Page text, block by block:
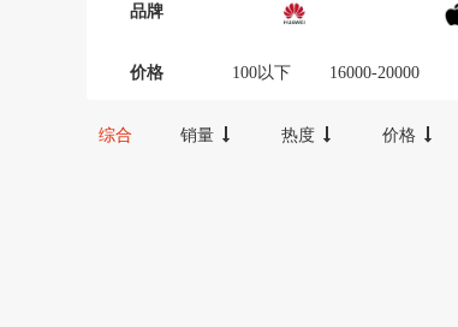
品牌
价格 100以下 16000-20000
综合 销量 热度 价格